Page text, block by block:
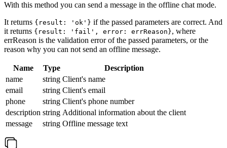
With this method you can send a message in the offline chat mode.
It returns {result: 'ok'} if the passed parameters are correct. And
it returns {result: 'fail', error: errReason}, where
errReason is the validation error of the passed parameters, or the
reason why you can not send an offline message.
Name Type
Description
name
string Client's name
email
string Client's email
phone
string Client's phone number
description string Additional information about the client
message
string Offline message text